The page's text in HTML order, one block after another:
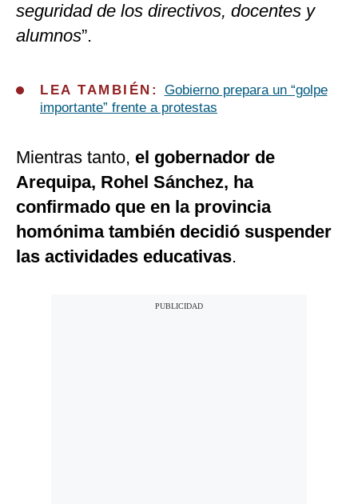
seguridad de los directivos, docentes y
alumnos”.
LEA TAMBIÉN: Gobierno prepara un “golpe
importante” frente a protestas
Mientras tanto, el gobernador de
Arequipa, Rohel Sánchez, ha
confirmado que en la provincia
homónima también decidió suspender
las actividades educativas.